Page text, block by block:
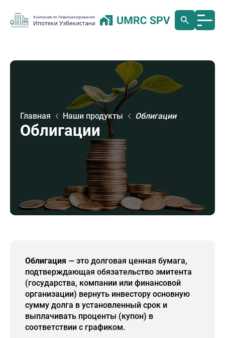
Главная Наши продукты Облигации
Облигации
Облигация — это долговая ценная бумага,
подтверждающая обязательство эмитента
(государства, компании или финансовой
организации) вернуть инвестору основную
сумму долга в установленный срок и
выплачивать проценты (купон) в
соответствии с графиком.